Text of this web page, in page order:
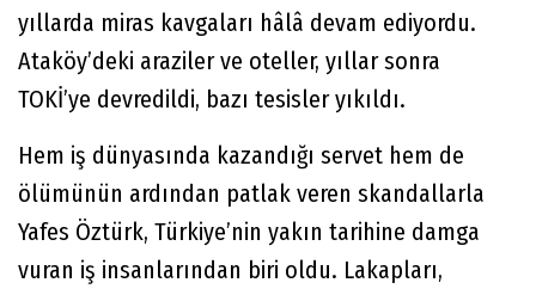
yıllarda miras kavgaları hâlâ devam ediyordu.
Ataköy’deki araziler ve oteller, yıllar sonra
TOKİ’ye devredildi, bazı tesisler yıkıldı.
Hem iş dünyasında kazandığı servet hem de
ölümünün ardından patlak veren skandallarla
Yafes Öztürk, Türkiye’nin yakın tarihine damga
vuran iş insanlarından biri oldu. Lakapları,